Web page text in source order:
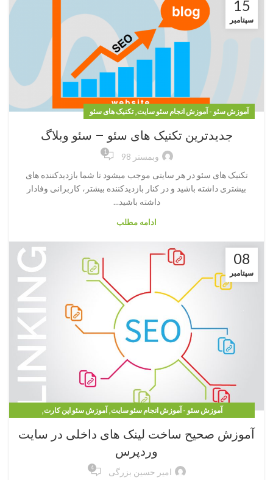
15
سپتامبر
آموزش سئو - آموزش انجام سئو سایت,تکنیک های سئو
جدیدترین تکنیک های سئو – سئو وبلاگ
وبمستر 98 1
تکنیک های سئو در هر سایتی موجب میشود تا شما بازدیدکننده های
بیشتری داشته باشید و در کنار بازدیدکننده بیشتر، کاربرانی وفادار
داشته باشید...
ادامه مطلب
08
سپتامبر
آموزش سئو - آموزش انجام سئو سایت,آموزش سئو اپن کارت,
آموزش صحیح ساخت لینک های داخلی در سایت
وردپرس
امیر حسین بزرگی 4